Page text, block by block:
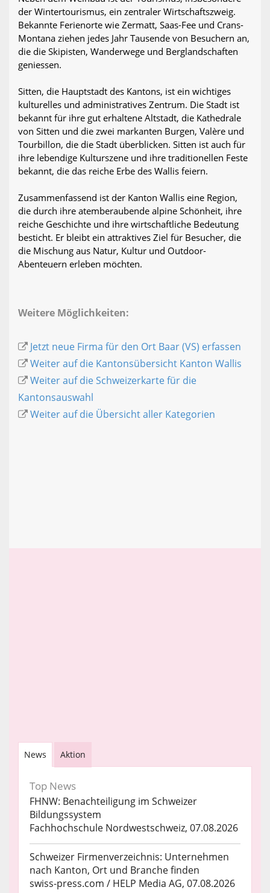
der Wintertourismus, ein zentraler Wirtschaftszweig.
Bekannte Ferienorte wie Zermatt, Saas-Fee und Crans-
Montana ziehen jedes Jahr Tausende von Besuchern an,
die die Skipisten, Wanderwege und Berglandschaften
geniessen.
Sitten, die Hauptstadt des Kantons, ist ein wichtiges
kulturelles und administratives Zentrum. Die Stadt ist
bekannt für ihre gut erhaltene Altstadt, die Kathedrale
von Sitten und die zwei markanten Burgen, Valère und
Tourbillon, die die Stadt überblicken. Sitten ist auch für
ihre lebendige Kulturszene und ihre traditionellen Feste
bekannt, die das reiche Erbe des Wallis feiern.
Zusammenfassend ist der Kanton Wallis eine Region,
die durch ihre atemberaubende alpine Schönheit, ihre
reiche Geschichte und ihre wirtschaftliche Bedeutung
besticht. Er bleibt ein attraktives Ziel für Besucher, die
die Mischung aus Natur, Kultur und Outdoor-
Abenteuern erleben möchten.
Weitere Möglichkeiten:
Jetzt neue Firma für den Ort Baar (VS) erfassen
Weiter auf die Kantonsübersicht Kanton Wallis
Weiter auf die Schweizerkarte für die
Kantonsauswahl
Weiter auf die Übersicht aller Kategorien
News Aktion
Top News
FHNW: Benachteiligung im Schweizer
Bildungssystem
Fachhochschule Nordwestschweiz, 07.08.2026
Schweizer Firmenverzeichnis: Unternehmen
nach Kanton, Ort und Branche finden
swiss-press.com / HELP Media AG, 07.08.2026